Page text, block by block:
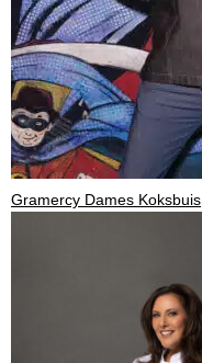
Gramercy Dames Koksbuis